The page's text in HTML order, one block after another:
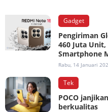
Gadget
Pengiriman
460 Juta
Smartphone
Rabu, 14 Januari
Tek
POCO
berkualitas